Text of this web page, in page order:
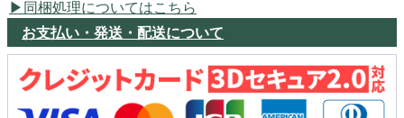
同梱処理についてはこちら
お支払い・発送・配送について